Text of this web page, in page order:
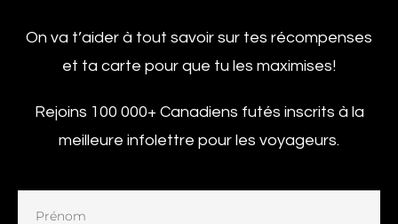
On va t’aider à tout savoir sur tes récompenses
et ta carte pour que tu les maximises!
Rejoins 100 000+ Canadiens futés inscrits à la
meilleure infolettre pour les voyageurs.